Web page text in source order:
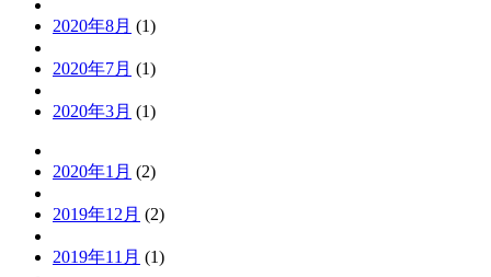
2020年8月 (1)
2020年7月 (1)
2020年3月 (1)
2020年1月 (2)
2019年12月 (2)
2019年11月 (1)